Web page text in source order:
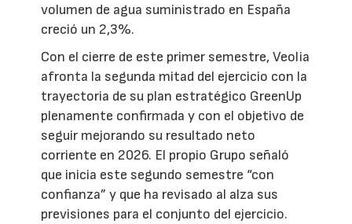
volumen de agua suministrado en España
creció un 2,3%.
Con el cierre de este primer semestre, Veolia
afronta la segunda mitad del ejercicio con la
trayectoria de su plan estratégico GreenUp
plenamente confirmada y con el objetivo de
seguir mejorando su resultado neto
corriente en 2026. El propio Grupo señaló
que inicia este segundo semestre “con
confianza” y que ha revisado al alza sus
previsiones para el conjunto del ejercicio.